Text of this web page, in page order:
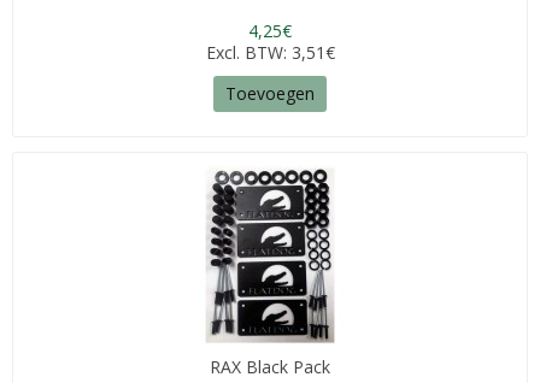
4,25€
Excl. BTW: 3,51€
Toevoegen
RAX Black Pack